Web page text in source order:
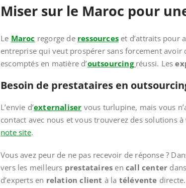
Miser sur le Maroc pour
Le Maroc regorge de ressources et d’attraits pour
entreprise qui veut prospérer sans forcement
escomptés en matière d’outsourcing réussi. Les
Besoin de prestataires en
L’envie d’externaliser vous turlupine, mais vous
contact avec nous et vous trouverez des solutions
note site.
Vous avez peur de ne pas recevoir de réponse ?
vers les meilleurs prestataires encall center
d’experts en relation client à la télévente directe.